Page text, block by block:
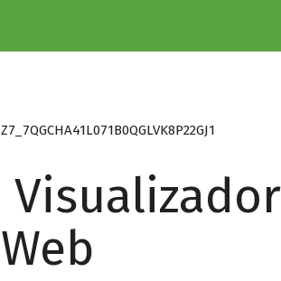
Z7_7QGCHA41L071B0QGLVK8P22GJ1
Web